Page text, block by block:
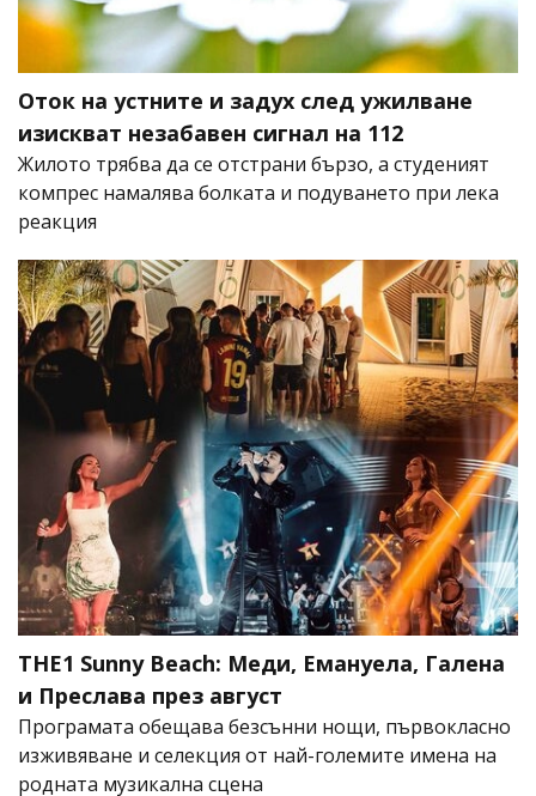
Оток на устните и задух след ужилване
изискват незабавен сигнал на 112
Жилото трябва да се отстрани бързо, а студеният
компрес намалява болката и подуването при лека
реакция
THE1 Sunny Beach: Меди, Емануела, Галена
и Преслава през август
Програмата обещава безсънни нощи, първокласно
изживяване и селекция от най-големите имена на
родната музикална сцена